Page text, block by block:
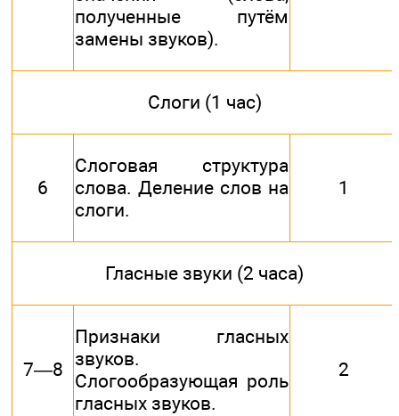
полученные путём
замены звуков).
Слоги (1 час)
6
Слоговая структура
слова. Деление слов на
слоги.
1
Гласные звуки (2 часа)
7—8
Признаки гласных
звуков.
Слогообразующая роль
гласных звуков.
2